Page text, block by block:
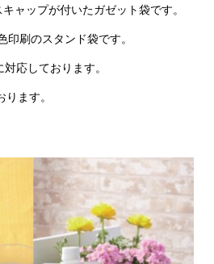
ャップが付いたガゼット袋です。
刷のスタンド袋です。
応しております。
ます。